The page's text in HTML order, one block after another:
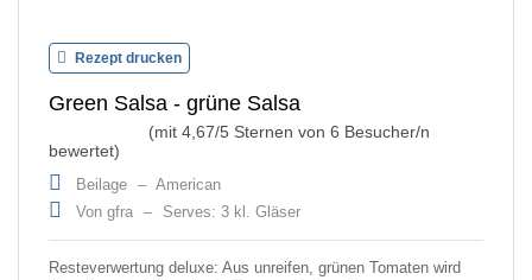
Rezept drucken
Green Salsa - grüne Salsa
(mit 4,67/5 Sternen von 6 Besucher/n
bewertet)
Beilage – American
Von gfra – Serves: 3 kl. Gläser
Resteverwertung deluxe: Aus unreifen, grünen Tomaten wird